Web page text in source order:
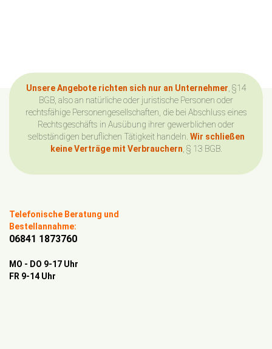
Unsere Angebote richten sich nur an Unternehmer , §14
BGB, also an natürliche oder juristische Personen oder
rechtsfähige Personengesellschaften, die bei Abschluss eines
Rechtsgeschäfts in Ausübung ihrer gewerblichen oder
selbständigen beruflichen Tätigkeit handeln. Wir schließen
keine Verträge mit Verbrauchern , § 13 BGB.
Telefonische Beratung und
Bestellannahme:
06841 1873760
MO - DO 9-17 Uhr
FR 9-14 Uhr